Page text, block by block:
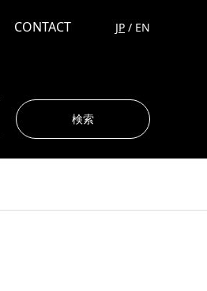
CONTACT JP / EN